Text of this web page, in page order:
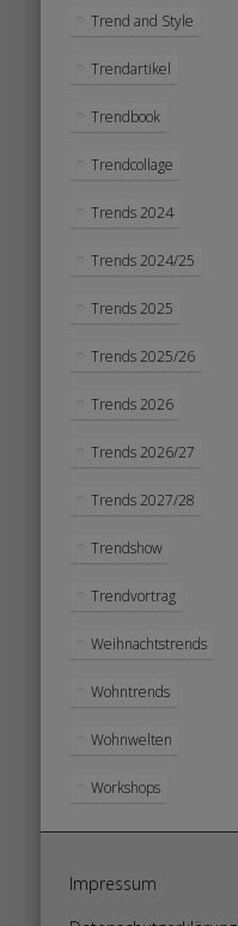
Trend and Style
Trendartikel
Trendbook
Trendcollage
Trends 2024
Trends 2024/25
Trends 2025
Trends 2025/26
Trends 2026
Trends 2026/27
Trends 2027/28
Trendshow
Trendvortrag
Weihnachtstrends
Wohntrends
Wohnwelten
Workshops
Impressum